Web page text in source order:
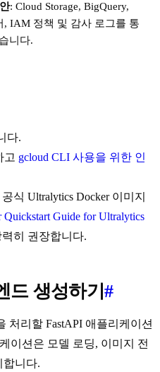
: Cloud Storage, BigQuery,
, IAM 정책 및 감사 로그를 통
니다.
다.
고 gcloud CLI 사용을 위한 인
식 Ultralytics Docker 이미지
Quickstart Guide for Ultralytics
히 권장합니다.
드 생성하기 #
처리할 FastAPI 애플리케이션
이션은 모델 로딩, 이미지 전
합니다.